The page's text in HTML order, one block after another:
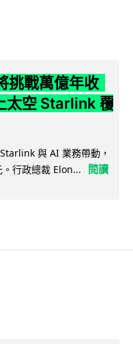
挑戰萬億年收
太空 Starlink 覆
與 AI 業務帶動，
行政總裁 Elon...
閱讀